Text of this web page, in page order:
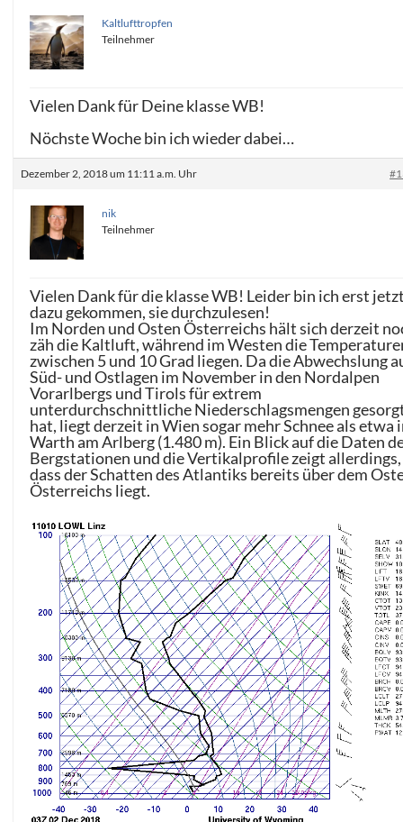
Kaltlufttropfen
Teilnehmer
Vielen Dank für Deine klasse WB!
Nöchste Woche bin ich wieder dabei…
Dezember 2, 2018 um 11:11 a.m. Uhr
nik
Teilnehmer
Vielen Dank für die klasse WB! Leider bin ich erst
dazu gekommen, sie durchzulesen!
Im Norden und Osten Österreichs hält sich derzeit
zäh die Kaltluft, während im Westen die
zwischen 5 und 10 Grad liegen. Da die Abwechslung
Süd- und Ostlagen im November in den Nordalpen
Vorarlbergs und Tirols für extrem
unterdurchschnittliche Niederschlagsmengen
hat, liegt derzeit in Wien sogar mehr Schnee als etwa
Warth am Arlberg (1.480 m). Ein Blick auf die Daten
Bergstationen und die Vertikalprofile zeigt allerdings,
dass der Schatten des Atlantiks bereits über dem
Österreichs liegt.